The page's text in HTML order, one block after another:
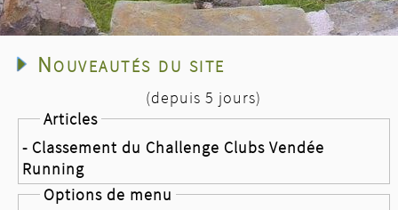
Nouveautés du site
(depuis 5 jours)
Articles
- Classement du Challenge Clubs Vendée
Running
Options de menu